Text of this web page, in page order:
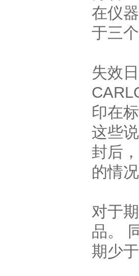
在仪
于三
失效
印在
这些
封后
的情
对于
品。
期少